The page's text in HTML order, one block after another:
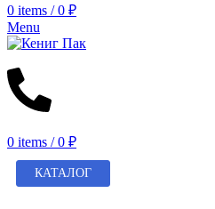
0 items / 0 ₽
Menu
0 items / 0 ₽
КАТАЛОГ